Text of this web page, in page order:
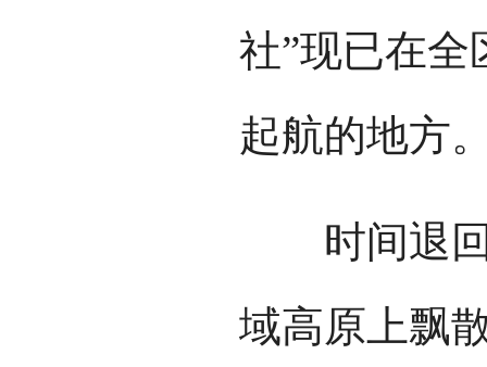
社”现已在
起航的地方
时间退回
域高原上飘